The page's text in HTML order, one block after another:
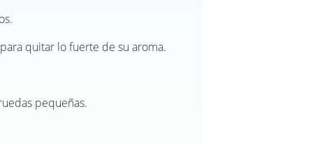
quitar lo fuerte de su aroma.
pequeñas.